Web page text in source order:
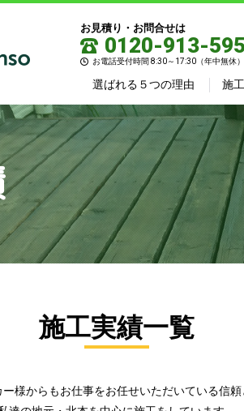
お見積り・お問合せは
0120-913-595
お電話受付時間 8:30～17:30（年中無休）
選ばれる５つの理由 施
施工実績一覧
様からもお仕事をお任せいただいている信頼